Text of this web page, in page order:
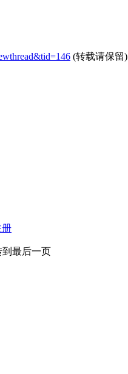
(转载请保留)
册
到最后一页